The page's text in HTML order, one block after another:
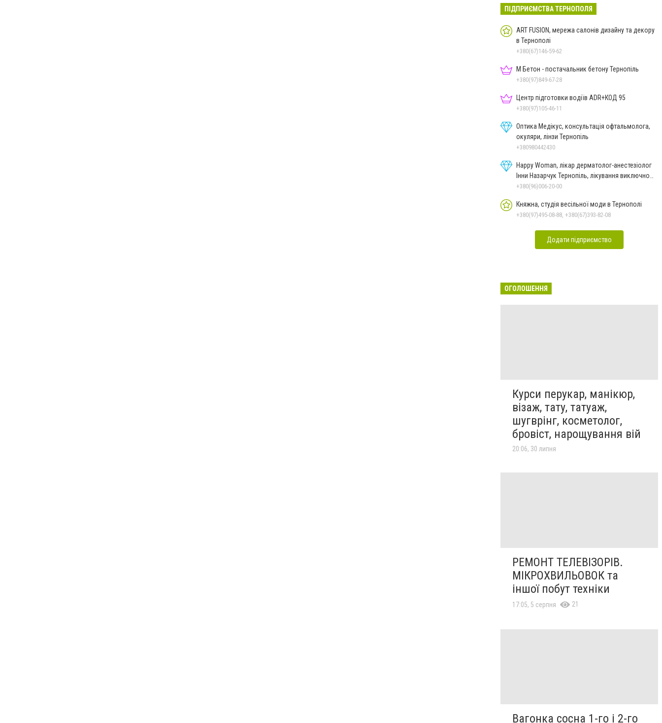
ПІДПРИЄМСТВА ТЕРНОПОЛЯ
ART FUSION, мережа салонів дизайну та декору
в Тернополі
+380(67)146-59-62
М Бетон - постачальник бетону Тернопіль
+380(97)849-67-28
Центр підготовки водіїв ADR+КОД 95
+380(97)105-46-11
Оптика Медікус, консультація офтальмолога,
окуляри, лінзи Тернопіль
+380980442430
Happy Woman, лікар дерматолог-анестезіолог
Інни Назарчук Тернопіль, лікування виключно
важких станів
+380(96)006-20-00
Княжна, студія весільної моди в Тернополі
+380(97)495-08-88, +380(67)393-82-08
Додати підприємство
ОГОЛОШЕННЯ
Курси перукар, манікюр,
візаж, тату, татуаж,
шугврінг, косметолог,
бровіст, нарощування вій
20:06, 30 липня
РЕМОНТ ТЕЛЕВІЗОРІВ.
МІКРОХВИЛЬОВОК та
іншої побут техніки
17:05, 5 серпня 21
Вагонка сосна 1-го і 2-го